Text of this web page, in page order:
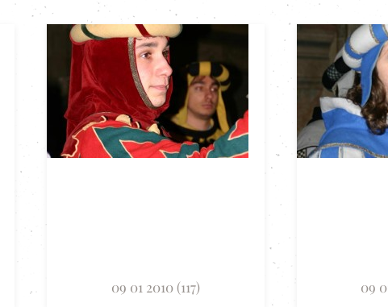
09 01 2010 (117) 09